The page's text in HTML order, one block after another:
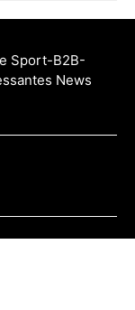
Sport-B2B-
News